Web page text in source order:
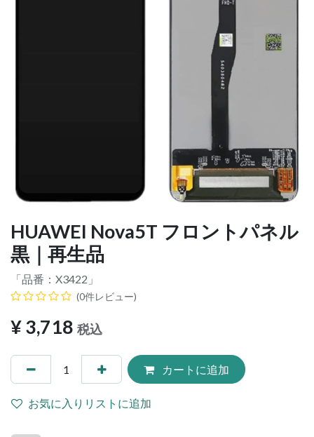
HUAWEI Nova5T フロントパネル
黒｜再生品
「品番： X3422 」
(0件レビュー)
¥3,718 税込
カートに追加
お気に入りリストに追加